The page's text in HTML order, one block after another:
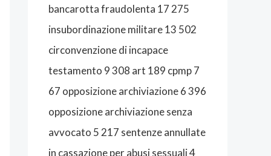
A
B
O
L
O
G
N
A
bancarotta fraudolenta 17 275
insubordinazione militare 13 502
circonvenzione di incapace
testamento 9 308 art 189 cpmp 7
67 opposizione archiviazione 6 396
opposizione archiviazione senza
avvocato 5 217 sentenze annullate
in cassazione per abusi sessuali 4